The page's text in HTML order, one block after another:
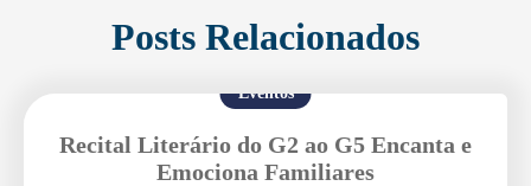
Posts Relacionados
Eventos
Recital Literário do G2 ao G5 Encanta e
Emociona Familiares